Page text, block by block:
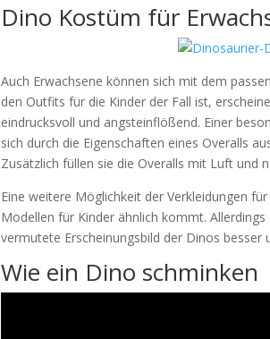
Dino Kostüm für
Auch Erwachsene können sich mit dem
den Outfits für die Kinder der Fall ist,
eindrucksvoll und angsteinflößend. Einer
sich durch die Eigenschaften eines Overalls
Zusätzlich füllen sie die Overalls mit Luft und
Eine weitere Möglichkeit der Verkleidungen
Modellen für Kinder ähnlich kommt.
vermutete Erscheinungsbild der Dinos besser
Wie ein Dino schminken